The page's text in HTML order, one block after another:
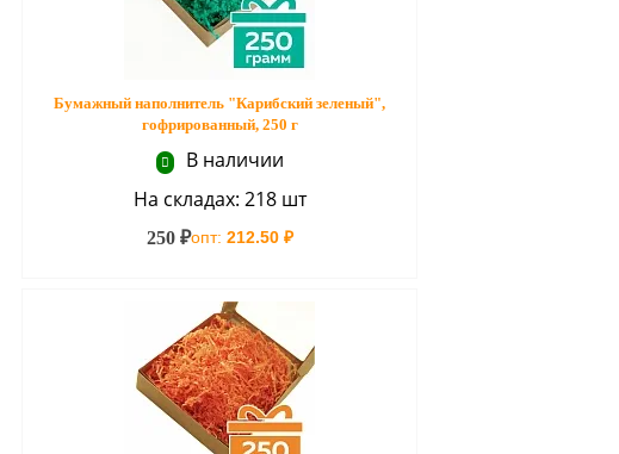
Бумажный наполнитель "Карибский зеленый",
гофрированный, 250 г
В наличии
На складах: 218 шт
250 ₽опт: 212.50 ₽